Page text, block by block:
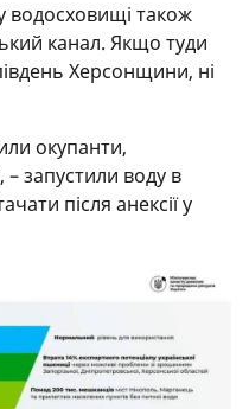
водосховищі також
канал. Якщо туди
Херсонщини, ні
окупанти,
запустили воду в
після анексії у